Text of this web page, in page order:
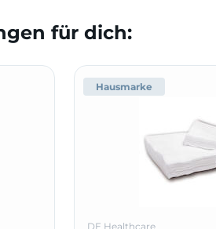
für dich:
Hausmarke
DE Healthcare